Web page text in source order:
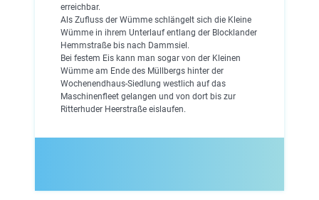
erreichbar.
Als Zufluss der Wümme schlängelt sich die Kleine
Wümme in ihrem Unterlauf entlang der Blocklander
Hemmstraße bis nach Dammsiel.
Bei festem Eis kann man sogar von der Kleinen
Wümme am Ende des Müllbergs hinter der
Wochenendhaus-Siedlung westlich auf das
Maschinenfleet gelangen und von dort bis zur
Ritterhuder Heerstraße eislaufen.